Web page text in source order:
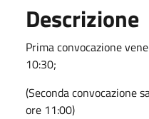
Descrizione
Prima convocazione
10:30;
(Seconda convocazione
ore 11:00)